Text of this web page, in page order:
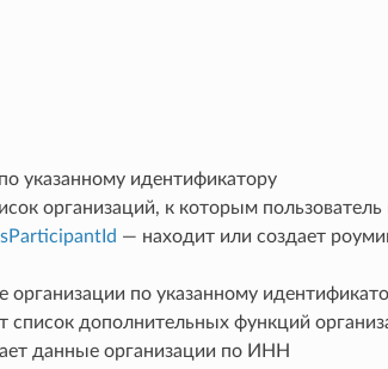
,
указанному идентификатору
организаций, к которым пользователь
— находит или создает
по указанному
список дополнительных функций
данные организации по ИНН